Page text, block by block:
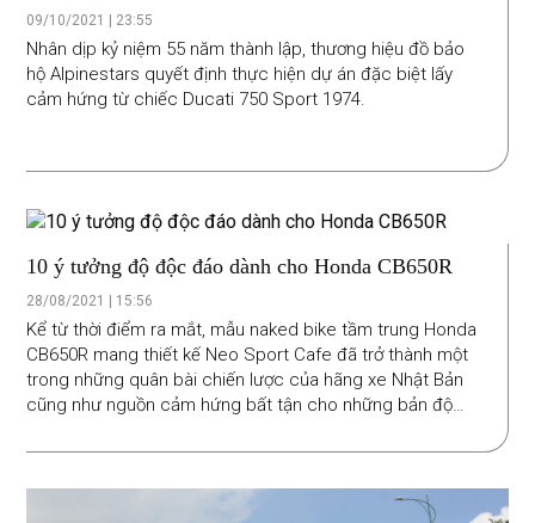
tác đến từ quá khứ
09/10/2021 | 23:55
Nhân dịp kỷ niệm 55 năm thành lập, thương hiệu đồ bảo
hộ Alpinestars quyết định thực hiện dự án đặc biệt lấy
cảm hứng từ chiếc Ducati 750 Sport 1974.
10 ý tưởng độ độc đáo dành cho Honda CB650R
28/08/2021 | 15:56
Kể từ thời điểm ra mắt, mẫu naked bike tầm trung Honda
CB650R mang thiết kế Neo Sport Cafe đã trở thành một
trong những quân bài chiến lược của hãng xe Nhật Bản
cũng như nguồn cảm hứng bất tận cho những bản độ